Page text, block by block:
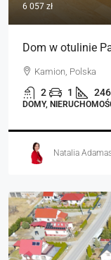
6 057 zł
Dom w otulinie
Kamion, Polska
2 1
DOMY,
Natalia